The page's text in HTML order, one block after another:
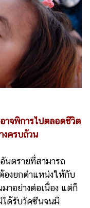
าจพิการไปตลอดชีวิต
งครบถ้วน
รายที่สามารถ
องยกตำแหน่งให้กับ
าอย่างต่อเนื่อง แต่ก็
ได้รับวัคซีนจนมี